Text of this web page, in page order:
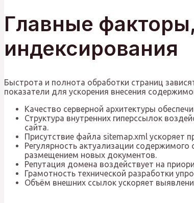
Главные
индексирования
Быстрота и полнота обработки страниц
показатели для ускорения внесения
Качество серверной архитектуры
Структура внутренних гиперссылок
сайта.
Присутствие файла sitemap.xml ускоряет
Регулярность актуализации содержимого
размещением новых документов.
Репутация домена воздействует на
Грамотность технической разработки
Объём внешних ссылок ускоряет